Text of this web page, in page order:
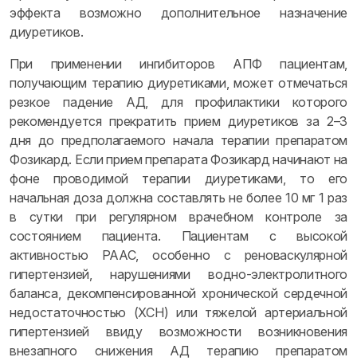
эффекта возможно дополнительное назначение
диуретиков.
При применении ингибиторов АПФ пациентам,
получающим терапию диуретиками, может отмечаться
резкое падение АД, для профилактики которого
рекомендуется прекратить прием диуретиков за 2–3
дня до предполагаемого начала терапии препаратом
Фозикард. Если прием препарата Фозикард начинают на
фоне проводимой терапии диуретиками, то его
начальная доза должна составлять не более 10 мг 1 раз
в сутки при регулярном врачебном контроле за
состоянием пациента. Пациентам с высокой
активностью РААС, особенно с реноваскулярной
гипертензией, нарушениями водно-электролитного
баланса, декомпенсированной хронической сердечной
недостаточностью (ХСН) или тяжелой артериальной
гипертензией ввиду возможности возникновения
внезапного снижения АД терапию препаратом